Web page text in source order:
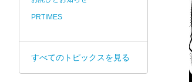
PRTIMES
すべてのトピックスを見る